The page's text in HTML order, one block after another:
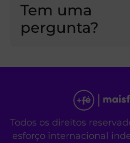
Tem uma
pergunta?
Todos os direitos
esforço internacional